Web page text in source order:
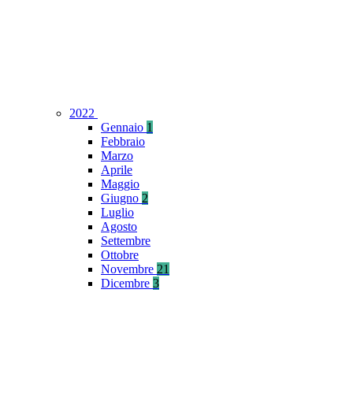
2022
Gennaio 1
Febbraio
Marzo
Aprile
Maggio
Giugno 2
Luglio
Agosto
Settembre
Ottobre
Novembre 21
Dicembre 3